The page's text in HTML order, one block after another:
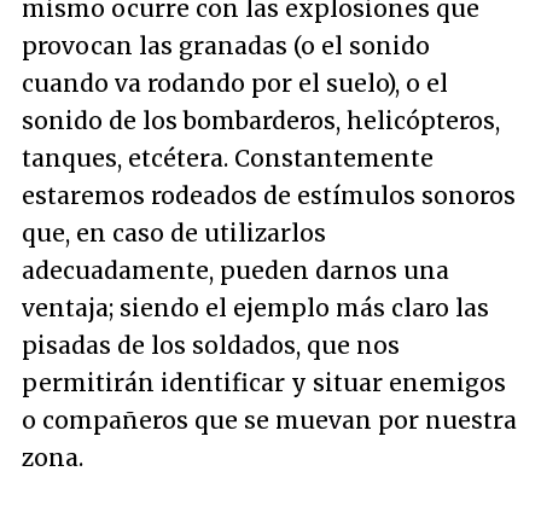
mismo ocurre con las explosiones que
provocan las granadas (o el sonido
cuando va rodando por el suelo), o el
sonido de los bombarderos, helicópteros,
tanques, etcétera. Constantemente
estaremos rodeados de estímulos sonoros
que, en caso de utilizarlos
adecuadamente, pueden darnos una
ventaja; siendo el ejemplo más claro las
pisadas de los soldados, que nos
permitirán identificar y situar enemigos
o compañeros que se muevan por nuestra
zona.